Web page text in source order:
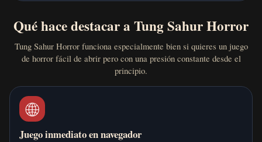
Qué hace destacar a Tung Sahur Horror
Tung Sahur Horror funciona especialmente bien si quieres un juego
de horror fácil de abrir pero con una presión constante desde el
principio.
🌐
Juego inmediato en navegador